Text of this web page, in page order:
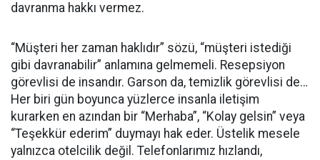
davranma hakkı vermez.
“Müşteri her zaman haklıdır” sözü, “müşteri istediği
gibi davranabilir” anlamına gelmemeli. Resepsiyon
görevlisi de insandır. Garson da, temizlik görevlisi de…
Her biri gün boyunca yüzlerce insanla iletişim
kurarken en azından bir “Merhaba”, “Kolay gelsin” veya
“Teşekkür ederim” duymayı hak eder. Üstelik mesele
yalnızca otelcilik değil. Telefonlarımız hızlandı,